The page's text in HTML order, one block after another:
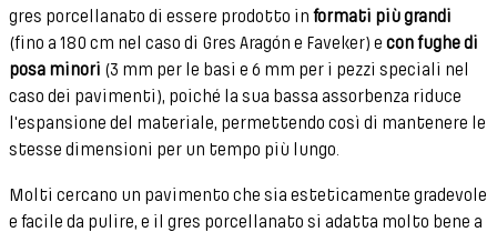
gres porcellanato di essere prodotto in formati più grandi
(fino a 180 cm nel caso di Gres Aragón e Faveker) e con fughe di
posa minori (3 mm per le basi e 6 mm per i pezzi speciali nel
caso dei pavimenti), poiché la sua bassa assorbenza riduce
l'espansione del materiale, permettendo così di mantenere le
stesse dimensioni per un tempo più lungo.
Molti cercano un pavimento che sia esteticamente gradevole
e facile da pulire, e il gres porcellanato si adatta molto bene a